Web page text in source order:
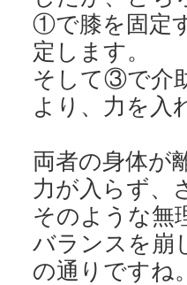
①で膝を固定
定します。
そして③で介
より、力を入
両者の身体が
力が入らず、
そのような無
バランスを崩
の通りですね。